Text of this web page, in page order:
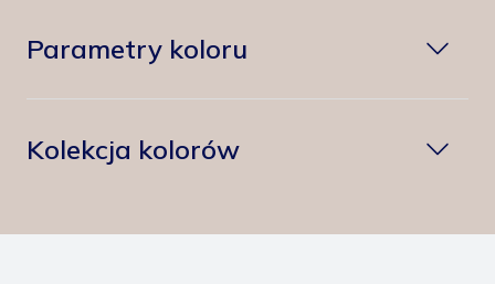
Parametry koloru
Kolekcja kolorów